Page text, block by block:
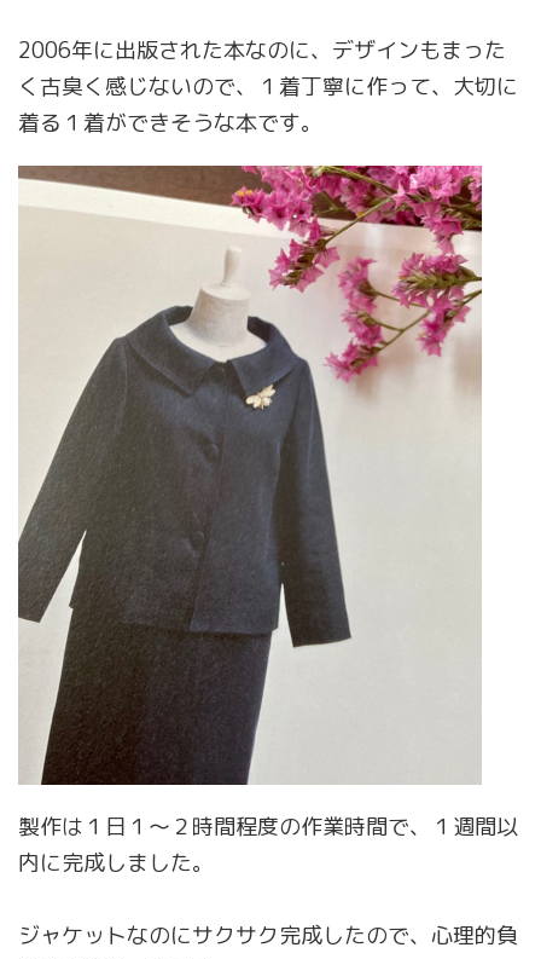
2006年に出版された本なのに、デザインもまった
く古臭く感じないので、１着丁寧に作って、大切に
着る１着ができそうな本です。
製作は１日１〜２時間程度の作業時間で、１週間以
内に完成しました。
ジャケットなのにサクサク完成したので、心理的負